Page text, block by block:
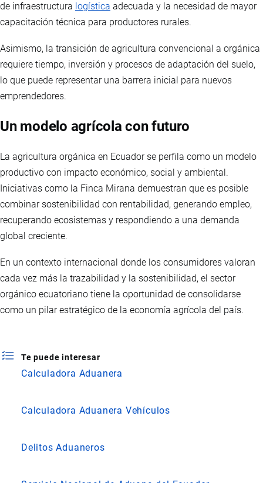
de infraestructura logística adecuada y la necesidad de mayor
capacitación técnica para productores rurales.
Asimismo, la transición de agricultura convencional a orgánica
requiere tiempo, inversión y procesos de adaptación del suelo,
lo que puede representar una barrera inicial para nuevos
emprendedores.
Un modelo agrícola con futuro
La agricultura orgánica en Ecuador se perfila como un modelo
productivo con impacto económico, social y ambiental.
Iniciativas como la Finca Mirana demuestran que es posible
combinar sostenibilidad con rentabilidad, generando empleo,
recuperando ecosistemas y respondiendo a una demanda
global creciente.
En un contexto internacional donde los consumidores valoran
cada vez más la trazabilidad y la sostenibilidad, el sector
orgánico ecuatoriano tiene la oportunidad de consolidarse
como un pilar estratégico de la economía agrícola del país.
Te puede interesar
Calculadora Aduanera
Calculadora Aduanera Vehículos
Delitos Aduaneros